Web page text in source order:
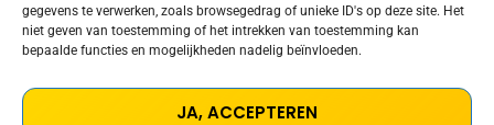
gegevens te verwerken, zoals browsegedrag of unieke ID's op deze site. Het
niet geven van toestemming of het intrekken van toestemming kan
bepaalde functies en mogelijkheden nadelig beïnvloeden.
JA, ACCEPTEREN
STREAMS